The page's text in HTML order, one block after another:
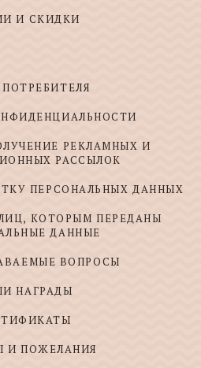
И СКИДКИ
РЕКЛАМНЫХ И
РАССЫЛОК
ПЕРСОНАЛЬНЫХ ДАННЫХ
КОТОРЫМ ПЕРЕДАНЫ
ДАННЫЕ
ВОПРОСЫ
НАГРАДЫ
И ПОЖЕЛАНИЯ